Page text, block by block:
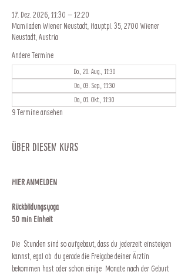
17. Dez. 2026, 11:30 – 12:20
Mamiladen Wiener Neustadt, Hauptpl. 35, 2700 Wiener
Neustadt, Austria
Andere Termine
Do., 20. Aug., 11:30
Do., 03. Sep., 11:30
Do., 01. Okt., 11:30
9 Termine ansehen
Über diesen Kurs
HIER ANMELDEN
Rückbildungsyoga
50 min Einheit
Die  Stunden sind so aufgebaut, dass du jederzeit einsteigen
kannst, egal ob  du gerade die Freigabe deiner Ärztin
bekommen hast oder schon einige  Monate nach der Geburt